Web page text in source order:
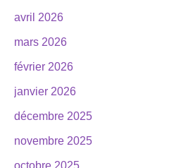
avril 2026
mars 2026
février 2026
janvier 2026
décembre 2025
novembre 2025
octobre 2025